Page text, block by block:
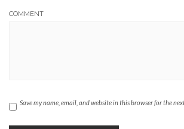
COMMENT
Save my name, email, and website in this browser for the